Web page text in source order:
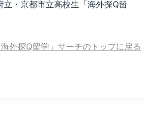
・京都市立高校生「海外探Q留
外探Q留学」サーチのトップに戻る